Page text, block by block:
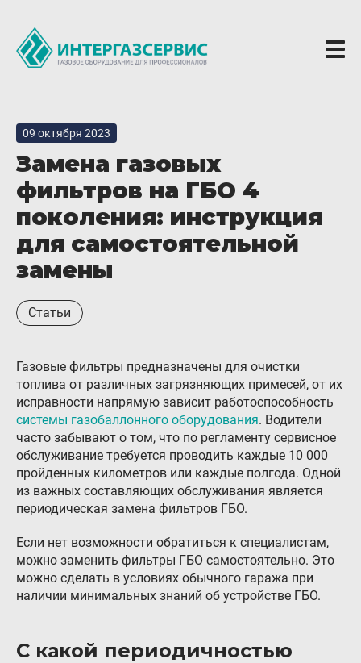
Новости
ГБО Alpha
Вопросы и ответы
Документы компании
Партнёрам
Гарантия и возврат
Регистрация ГБО в ГИБДД
Обучение
Тех. раздел
Вход для партнёров
Установить ГБО
Интернет-магазин
Каталог авто с ГБО
09 октября 2023
Замена газовых
фильтров на ГБО 4
поколения: инструкция
для самостоятельной
замены
Статьи
Газовые фильтры предназначены для очистки
топлива от различных загрязняющих примесей, от их
исправности напрямую зависит работоспособность
системы газобаллонного оборудования. Водители
часто забывают о том, что по регламенту сервисное
обслуживание требуется проводить каждые 10 000
пройденных километров или каждые полгода. Одной
из важных составляющих обслуживания является
периодическая замена фильтров ГБО.
Если нет возможности обратиться к специалистам,
можно заменить фильтры ГБО самостоятельно. Это
можно сделать в условиях обычного гаража при
наличии минимальных знаний об устройстве ГБО.
С какой периодичностью